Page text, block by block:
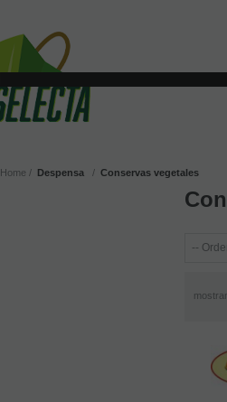
Home Despensa Conservas vegetales